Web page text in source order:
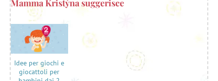
Mamma Kristýna suggerisce
Idee per giochi e
giocattoli per